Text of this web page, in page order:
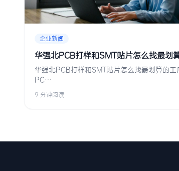
企业新闻
华强北PCB打样和SMT贴片怎么找最划
华强北PCB打样和SMT贴片怎么找最划算的工
PC…
9 分钟阅读